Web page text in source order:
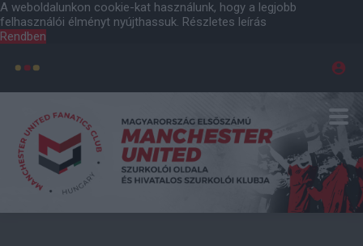
A weboldalunkon cookie-kat használunk, hogy a legjobb
felhasználói élményt nyújthassuk. Részletes leírás
Rendben